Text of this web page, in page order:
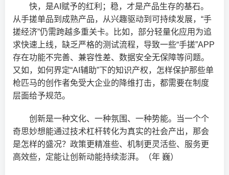
快，是AI赋予的红利；稳，才是产品生存的基石。
从手搓单品到成熟产品，从兴趣驱动到可持续发展，“手
搓经济”仍需跨越多重关卡。比如，部分轻量化应用为追
求快速上线，缺乏严格的测试流程，导致一些“手搓”APP
存在功能不完善、兼容性差、数据安全无保障等问题。
又如，如何界定“AI辅助”下的知识产权，怎样保护那些单
枪匹马的创作者免受大企业的降维打击，都需要在制度
层面给予规范。
创新是一种文化、一种氛围、一种势能。当一个个
奇思妙想能通过技术杠杆转化为真实的社会产出，那会
是怎样的盛况？政策更精准些、机制更灵活些、服务更
高效些，定能让创新动能持续澎湃。（年 巍）